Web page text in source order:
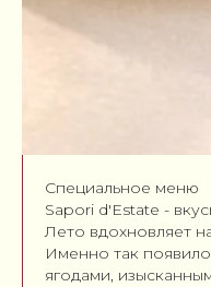
Специальное меню
Sapori d'Estate -
Лето вдохновляет
Именно так
ягодами,